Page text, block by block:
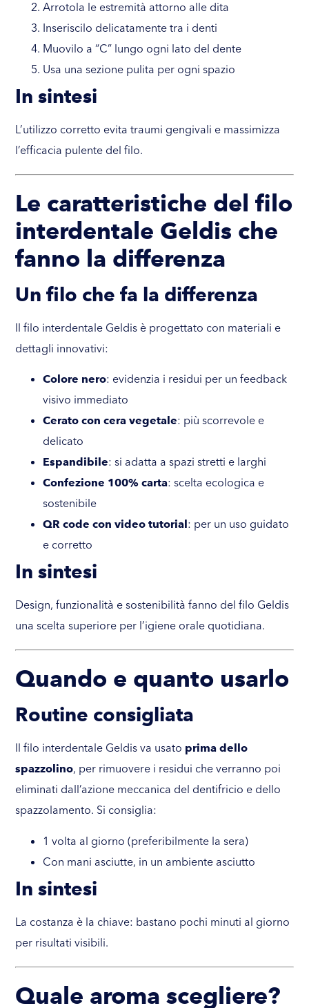
Arrotola le estremità attorno alle dita
Inseriscilo delicatamente tra i denti
Muovilo a “C” lungo ogni lato del dente
Usa una sezione pulita per ogni spazio
In sintesi
L’utilizzo corretto evita traumi gengivali e massimizza
l’efficacia pulente del filo.
Le caratteristiche del filo
interdentale Geldis che
fanno la differenza
Un filo che fa la differenza
Il filo interdentale Geldis è progettato con materiali e
dettagli innovativi:
Colore nero: evidenzia i residui per un feedback
visivo immediato
Cerato con cera vegetale: più scorrevole e
delicato
Espandibile: si adatta a spazi stretti e larghi
Confezione 100% carta: scelta ecologica e
sostenibile
QR code con video tutorial: per un uso guidato
e corretto
In sintesi
Design, funzionalità e sostenibilità fanno del filo Geldis
una scelta superiore per l’igiene orale quotidiana.
Quando e quanto usarlo
Routine consigliata
Il filo interdentale Geldis va usato prima dello
spazzolino, per rimuovere i residui che verranno poi
eliminati dall’azione meccanica del dentifricio e dello
spazzolamento. Si consiglia:
1 volta al giorno (preferibilmente la sera)
Con mani asciutte, in un ambiente asciutto
In sintesi
La costanza è la chiave: bastano pochi minuti al giorno
per risultati visibili.
Quale aroma scegliere?